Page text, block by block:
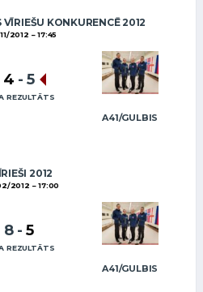
KONKURENCĒ 2012
2012 17:45
A41/GULBIS
4 - 5
REZULTĀTS
2012
2012 17:00
A41/GULBIS
8 - 5
REZULTĀTS